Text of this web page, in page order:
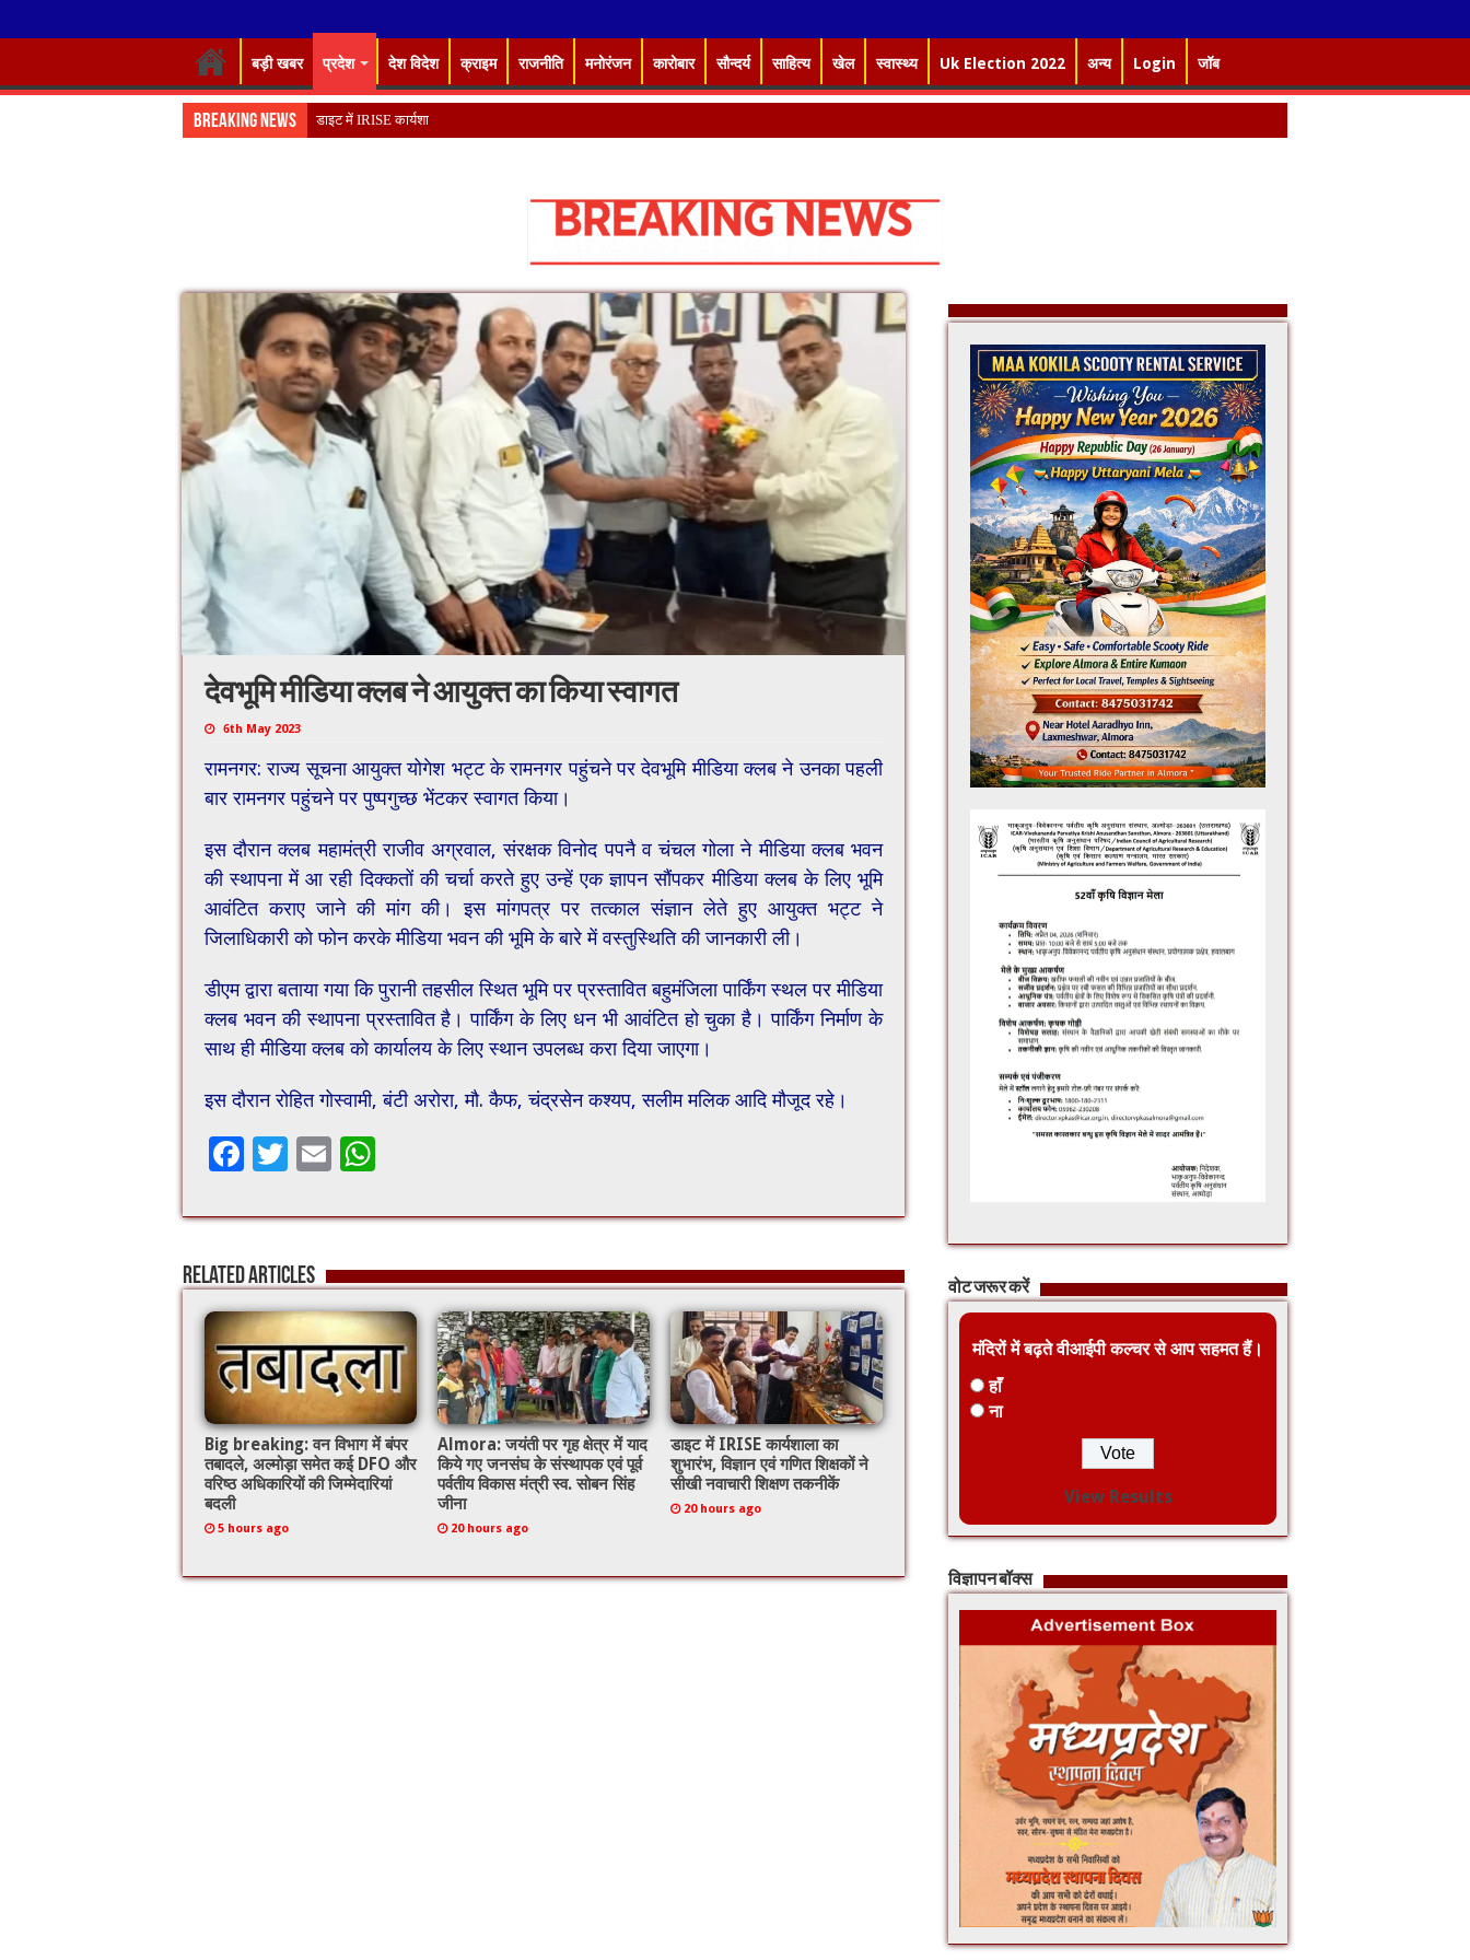
बड़ी खबर प्रदेश देश विदेश क्राइम राजनीति मनोरंजन कारोबार सौन्दर्य साहित्य खेल स्वास्थ्य Uk Election 2022 अन्य Login जॉब
Breaking News डाइट में IRISE कार्यशाला का शुभारंभ, विज्ञान
देवभूमि मीडिया क्लब ने आयुक्त का किया स्वागत
6th May 2023
रामनगर: राज्य सूचना आयुक्त योगेश भट्ट के रामनगर पहुंचने पर देवभूमि मीडिया क्लब ने उनका पहली
बार रामनगर पहुंचने पर पुष्पगुच्छ भेंटकर स्वागत किया।
इस दौरान क्लब महामंत्री राजीव अग्रवाल, संरक्षक विनोद पपनै व चंचल गोला ने मीडिया क्लब भवन
की स्थापना में आ रही दिक्कतों की चर्चा करते हुए उन्हें एक ज्ञापन सौंपकर मीडिया क्लब के लिए भूमि
आवंटित कराए जाने की मांग की। इस मांगपत्र पर तत्काल संज्ञान लेते हुए आयुक्त भट्ट ने
जिलाधिकारी को फोन करके मीडिया भवन की भूमि के बारे में वस्तुस्थिति की जानकारी ली।
डीएम द्वारा बताया गया कि पुरानी तहसील स्थित भूमि पर प्रस्तावित बहुमंजिला पार्किंग स्थल पर मीडिया
क्लब भवन की स्थापना प्रस्तावित है। पार्किंग के लिए धन भी आवंटित हो चुका है। पार्किंग निर्माण के
साथ ही मीडिया क्लब को कार्यालय के लिए स्थान उपलब्ध करा दिया जाएगा।
इस दौरान रोहित गोस्वामी, बंटी अरोरा, मौ. कैफ, चंद्रसेन कश्यप, सलीम मलिक आदि मौजूद रहे।
F
e
b
o
o
k
T
tt
er
E
ai
l
at
sA
p
p
Related Articles
Big breaking: वन विभाग में बंपर
तबादले, अल्मोड़ा समेत कई DFO और
वरिष्ठ अधिकारियों की जिम्मेदारियां
बदली
5 hours ago
Almora: जयंती पर गृह क्षेत्र में याद
किये गए जनसंघ के संस्थापक एवं पूर्व
पर्वतीय विकास मंत्री स्व. सोबन सिंह
जीना
20 hours ago
डाइट में IRISE कार्यशाला का
शुभारंभ, विज्ञान एवं गणित शिक्षकों ने
सीखी नवाचारी शिक्षण तकनीकें
20 hours ago
वोट जरूर करें
मंदिरों में बढ़ते वीआईपी कल्चर से आप सहमत हैं।
हाँ
ना
View Results
विज्ञापन बॉक्स